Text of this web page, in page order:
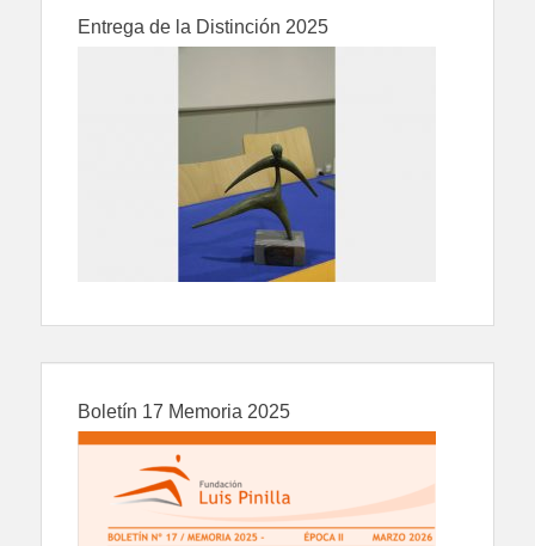
Entrega de la Distinción 2025
Boletín 17 Memoria 2025